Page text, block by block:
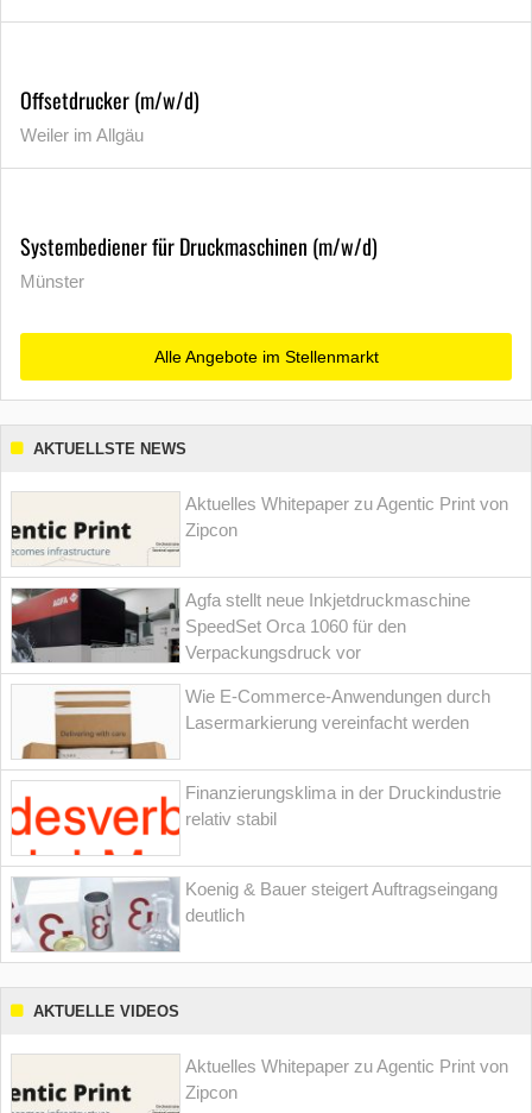
Offsetdrucker (m/w/d)
Weiler im Allgäu
Systembediener für Druckmaschinen (m/w/d)
Münster
Alle Angebote im Stellenmarkt
AKTUELLSTE NEWS
Aktuelles Whitepaper zu Agentic Print von
Zipcon
Agfa stellt neue Inkjetdruckmaschine
SpeedSet Orca 1060 für den
Verpackungsdruck vor
Wie E-Commerce-Anwendungen durch
Lasermarkierung vereinfacht werden
Finanzierungsklima in der Druckindustrie
relativ stabil
Koenig & Bauer steigert Auftragseingang
deutlich
AKTUELLE VIDEOS
Aktuelles Whitepaper zu Agentic Print von
Zipcon